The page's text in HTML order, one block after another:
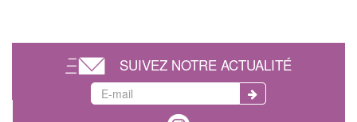
SUIVEZ NOTRE ACTUALITÉ